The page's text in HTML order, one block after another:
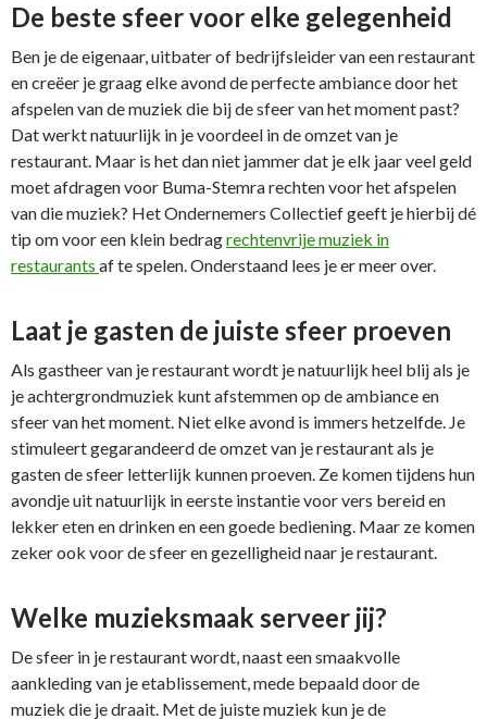
De beste sfeer voor elke gelegenheid
Ben je de eigenaar, uitbater of bedrijfsleider van een restaurant
en creëer je graag elke avond de perfecte ambiance door het
afspelen van de muziek die bij de sfeer van het moment past?
Dat werkt natuurlijk in je voordeel in de omzet van je
restaurant. Maar is het dan niet jammer dat je elk jaar veel geld
moet afdragen voor Buma-Stemra rechten voor het afspelen
van die muziek? Het Ondernemers Collectief geeft je hierbij dé
tip om voor een klein bedragrechtenvrije muziek in
restaurants af te spelen. Onderstaand lees je er meer over.
Laat je gasten de juiste sfeer proeven
Als gastheer van je restaurant wordt je natuurlijk heel blij als je
je achtergrondmuziek kunt afstemmen op de ambiance en
sfeer van het moment. Niet elke avond is immers hetzelfde. Je
stimuleert gegarandeerd de omzet van je restaurant als je
gasten de sfeer letterlijk kunnen proeven. Ze komen tijdens hun
avondje uit natuurlijk in eerste instantie voor vers bereid en
lekker eten en drinken en een goede bediening. Maar ze komen
zeker ook voor de sfeer en gezelligheid naar je restaurant.
Welke muzieksmaak serveer jij?
De sfeer in je restaurant wordt, naast een smaakvolle
aankleding van je etablissement, mede bepaald door de
muziek die je draait. Met de juiste muziek kun je de